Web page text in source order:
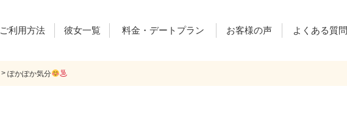
ご利用方法 彼女一覧 料金・デートプラン お客様の声 よくある質問
> ぽかぽか気分